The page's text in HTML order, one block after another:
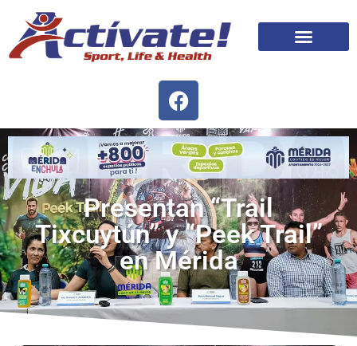
Presentan “Trail
Tixcuytún” y “Peek Trail”
en Mérida